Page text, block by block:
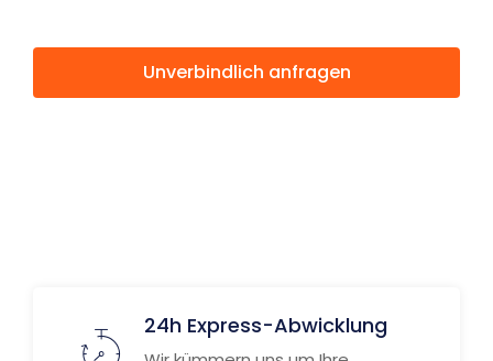
Unverbindlich anfragen
24h Express-Abwicklung